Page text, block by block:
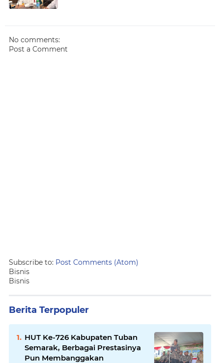
No comments:
Post a Comment
Subscribe to: Post Comments (Atom)
Bisnis
Bisnis
Berita Terpopuler
HUT Ke-726 Kabupaten Tuban
Semarak, Berbagai Prestasinya
Pun Membanggakan